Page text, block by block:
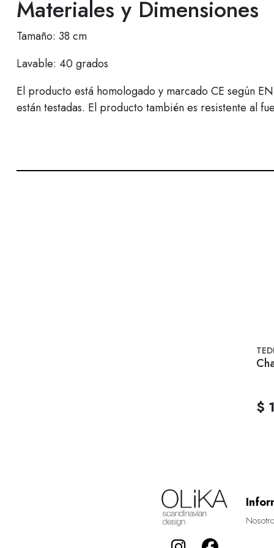
Materiales y Dimensiones
Tamaño: 38 cm
Lavable: 40 grados
El producto está homologado y marcado CE según
están testadas. El producto también es resistente al
$